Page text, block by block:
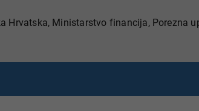
Hrvatska, Ministarstvo financija, Porezna